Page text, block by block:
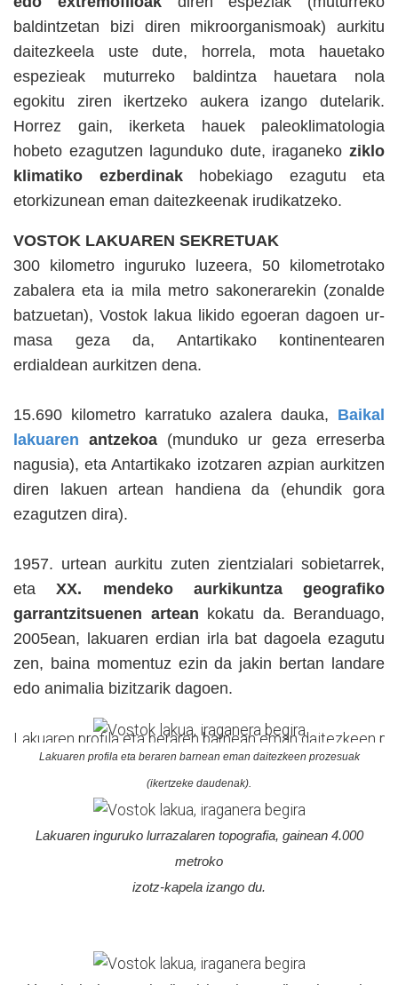
baldintzetan bizi diren mikroorganismoak) aurkitu
daitezkeela uste dute, horrela, mota hauetako
espezieak muturreko baldintza hauetara nola
egokitu ziren ikertzeko aukera izango dutelarik.
Horrez gain, ikerketa hauek paleoklimatologia
hobeto ezagutzen lagunduko dute, iraganeko ziklo
klimatiko ezberdinakhobekiago ezagutu eta
etorkizunean eman daitezkeenak irudikatzeko.
VOSTOK LAKUAREN SEKRETUAK
300 kilometro inguruko luzeera, 50 kilometrotako
zabalera eta ia mila metro sakonerarekin (zonalde
batzuetan), Vostok lakua likido egoeran dagoen ur-
masa geza da, Antartikako kontinentearen
erdialdean aurkitzen dena.
15.690 kilometro karratuko azalera dauka, Baikal
lakuaren antzekoa (munduko ur geza erreserba
nagusia), eta Antartikako izotzaren azpian aurkitzen
diren lakuen artean handiena da (ehundik gora
ezagutzen dira).
1957. urtean aurkitu zuten zientzialari sobietarrek,
etaXX. mendeko aurkikuntza geografiko
garrantzitsuenen artean kokatu da. Beranduago,
2005ean, lakuaren erdian irla bat dagoela ezagutu
zen, baina momentuz ezin da jakin bertan landare
edo animalia bizitzarik dagoen.
Lakuaren profila eta beraren barnean eman daitezkeen
Lakuaren profila eta beraren barnean eman daitezkeen prozesuak
(ikertzeke daudenak).
Lakuaren inguruko lurrazalaren topografia, gainean 4.000
metroko
izotz-kapela izango du.